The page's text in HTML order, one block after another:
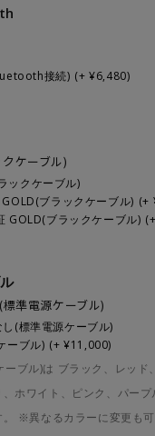
接続) (+ ¥6,480)
ケーブル)
ックケーブル)
ブラックケーブル) (+
GOLD(ブラックケーブル)
準電源ケーブル)
(標準電源ケーブル)
ーブル) (+ ¥11,000)
ブル)は ブラック、レッド
ホワイト、ピンク、パー
※異なるカラーに変更も